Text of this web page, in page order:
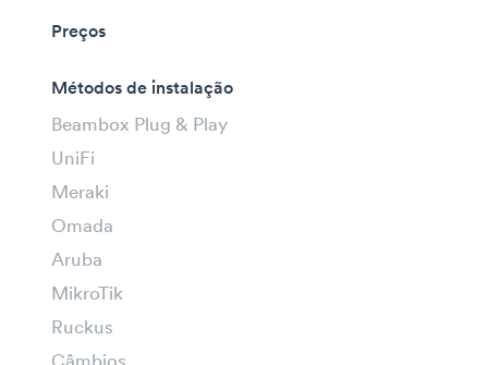
Preços
Métodos de instalação
Beambox Plug & Play
UniFi
Meraki
Omada
Aruba
MikroTik
Ruckus